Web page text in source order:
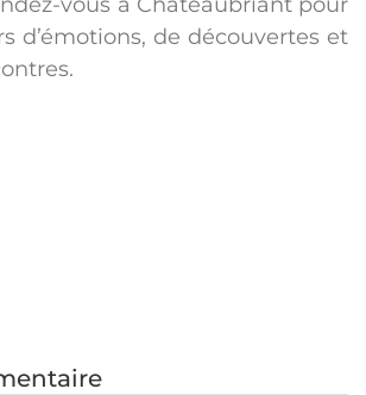
d’émotions, de découvertes et